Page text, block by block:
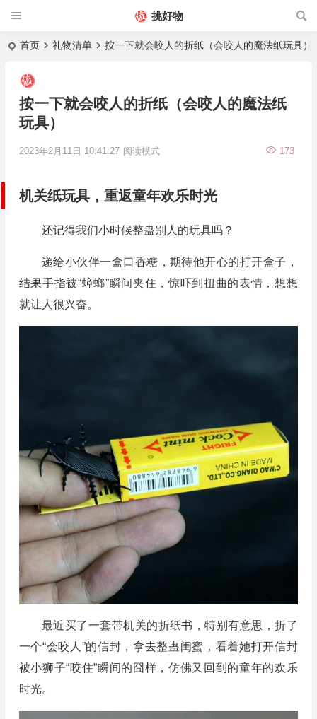
挑好物
首页 礼物清单 按一下就会咬人的折纸（会咬人的魔法纸玩具）
按一下就会咬人的折纸（会咬人的魔法纸
玩具）
2023年2月11日 10:41:27 173
阅读模式
机关纸玩具，重返童年欢乐时光
还记得我们小时候整蛊别人的玩具吗？
递给小伙伴一盒口香糖，期待他开心的打开盒子，
结果手指被“蟑螂”瞬间夹住，惊吓到扭曲的表情，想想
就让人很兴奋。
最近买了一套带机关的折纸书，特别有意思，折了
一个“会咬人”的信封，拿去整蛊闺蜜，看着她打开信封
被小狮子“咬住”瞬间的囧样，仿佛又回到的童年的欢乐
时光。